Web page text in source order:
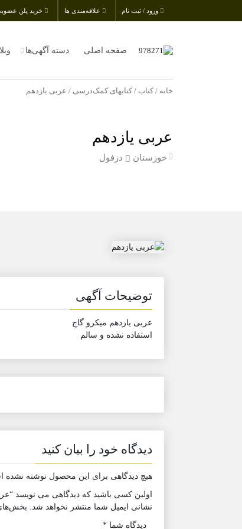
ورود / ثبت نام علاقه‌مندی ها خرید پلن
صفحه اصلی دسته آگهی‌ها
خانه / کتاب / کتابهای کمک‌درسی / عربی یازدهم
عربی یازدهم
خوزستان دزفول
توضیحات آگهی
عربی یازدهم میکرو گاج
استفاده نشده و سالم
دیدگاه خود را بیان کنید
هیچ دیدگاهی برای این محصول نوشته نشده
اولین کسی باشید که دیدگاهی می نویسد
نشانی ایمیل شما منتشر نخواهد شد.
دیدگاه شما *